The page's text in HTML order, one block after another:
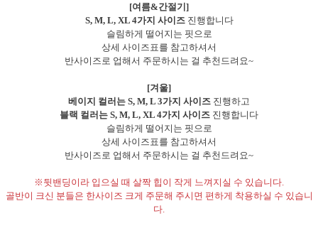
[여름&간절기]
S, M, L, XL 4가지 사이즈진행합니다
슬림하게 떨어지는 핏으로
상세 사이즈표를 참고하셔서
반사이즈로 업해서 주문하시는 걸 추천드려요~
[겨울]
베이지 컬러는 S, M, L 3가지 사이즈 진행하고
블랙 컬러는 S, M, L, XL 4가지 사이즈 진행합니다
슬림하게 떨어지는 핏으로
상세 사이즈표를 참고하셔서
반사이즈로 업해서 주문하시는 걸 추천드려요~
※뒷밴딩이라 입으실 때 살짝 힙이 작게 느껴지실 수 있습니다.
골반이 크신 분들은 한사이즈 크게 주문해 주시면 편하게 착용하실 수 있습니
다.